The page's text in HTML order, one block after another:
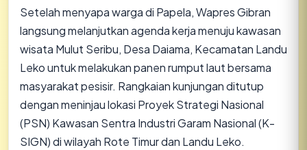
​Setelah menyapa warga di Papela, Wapres Gibran
langsung melanjutkan agenda kerja menuju kawasan
wisata Mulut Seribu, Desa Daiama, Kecamatan Landu
Leko untuk melakukan panen rumput laut bersama
masyarakat pesisir. Rangkaian kunjungan ditutup
dengan meninjau lokasi Proyek Strategi Nasional
(PSN) Kawasan Sentra Industri Garam Nasional (K-
SIGN) di wilayah Rote Timur dan Landu Leko.